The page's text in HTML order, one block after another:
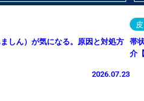
しん）が気になる。原因と対処方
2026.07.23
帯
介